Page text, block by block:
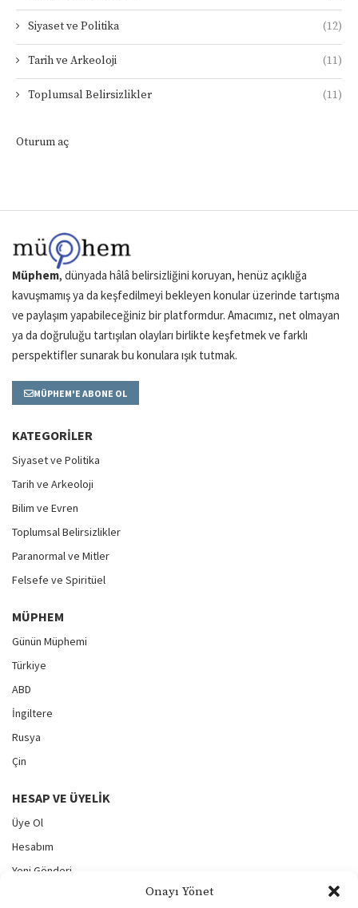
Onayı Yönet
Siyaset ve Politika (12)
Tarih ve Arkeoloji (11)
Toplumsal Belirsizlikler (11)
Oturum aç
Müphem, dünyada hâlâ belirsizliğini koruyan, henüz açıklığa
kavuşmamış ya da keşfedilmeyi bekleyen konular üzerinde tartışma
ve paylaşım yapabileceğiniz bir platformdur. Amacımız, net olmayan
ya da doğruluğu tartışılan olayları birlikte keşfetmek ve farklı
perspektifler sunarak bu konulara ışık tutmak.
MÜPHEM'E ABONE OL
KATEGORILER
Siyaset ve Politika
Tarih ve Arkeoloji
Bilim ve Evren
Toplumsal Belirsizlikler
Paranormal ve Mitler
Felsefe ve Spiritüel
MÜPHEM
Günün Müphemi
Türkiye
ABD
İngiltere
Rusya
Çin
HESAP VE ÜYELIK
Üye Ol
Hesabım
Yeni Gönderi